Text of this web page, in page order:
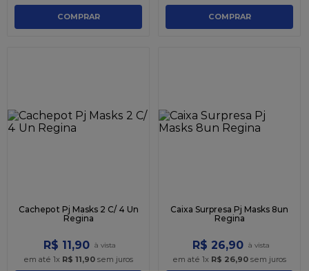
COMPRAR COMPRAR
Cachepot Pj Masks 2 C/ 4 Un
Regina
R$ 11,90
em até 1x R$ 11,90 sem juros
Caixa Surpresa Pj Masks 8un
Regina
R$ 26,90
em até 1x R$ 26,90 sem juros